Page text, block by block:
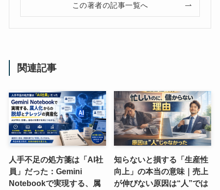
この著者の記事一覧へ
関連記事
人手不足の処方箋は「AI社
員」だった：Gemini
Notebookで実現する、属
知らないと損する「生産性
向上」の本当の意味｜売上
が伸びない原因は“人”では